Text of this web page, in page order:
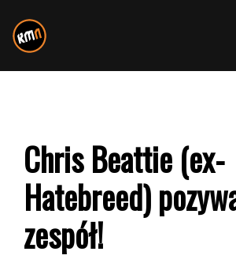
do
treści
Chris Beattie (ex-
Hatebreed)
zespół!